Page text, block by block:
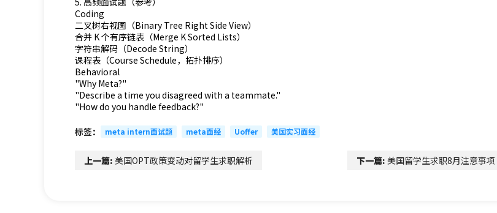
Coding
二叉树右视图（Binary Tree Right Side View）
合并 K 个有序链表（Merge K Sorted Lists）
字符串解码（Decode String）
课程表（Course Schedule，拓扑排序）
Behavioral
"Why Meta?"
"Describe a time you disagreed with a teammate."
"How do you handle feedback?"
标签： meta intern面试题 meta面经 Uoffer 美国实习面经
上一篇: 美国OPT政策变动对留学生求职解析 下一篇: 美国留学生求职8月注意事项